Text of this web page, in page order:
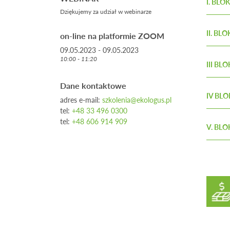
Dziękujemy za udział w webinarze
on-line na platformie ZOOM
09.05.2023 - 09.05.2023
10:00 - 11:20
Dane kontaktowe
adres e-mail: szkolenia@ekologus.pl
tel: +48 33 496 0300
tel: +48 606 914 909
w
Agata
II.
III
Rafał
IV
V.